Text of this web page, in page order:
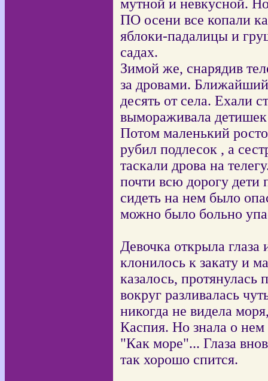
мутной и невкусной.
ПО осени все копали
яблоки-падалицы и
садах.
Зимой же, снарядив
за дровами. Ближайший
десять от села. Ехали
вымораживала детишек
Потом маленький
рубил подлесок , а
таскали дрова на
почти всю дорогу дети
сидеть на нем было
можно было больно
Девочка открыла
клонилось к закату и
казалось, протянулась
вокруг разливалась
никогда не видела
Каспия. Но знала о нем
"Как море"... Глаза
так хорошо спится.